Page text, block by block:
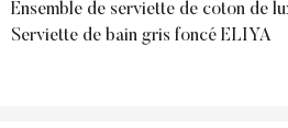
Ensemble de serviette de coton de
Serviette de bain gris foncé ELIYA